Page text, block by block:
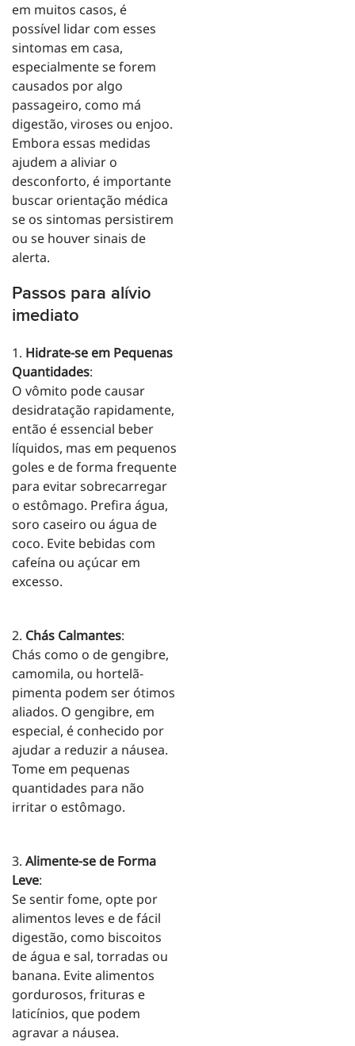
em muitos casos, é
possível lidar com esses
sintomas em casa,
especialmente se forem
causados por algo
passageiro, como má
digestão, viroses ou enjoo.
Embora essas medidas
ajudem a aliviar o
desconforto, é importante
buscar orientação médica
se os sintomas persistirem
ou se houver sinais de
alerta.
Passos para alívio
imediato
1. Hidrate-se em Pequenas
Quantidades:
O vômito pode causar
desidratação rapidamente,
então é essencial beber
líquidos, mas em pequenos
goles e de forma frequente
para evitar sobrecarregar
o estômago. Prefira água,
soro caseiro ou água de
coco. Evite bebidas com
cafeína ou açúcar em
excesso.
2. Chás Calmantes:
Chás como o de gengibre,
camomila, ou hortelã-
pimenta podem ser ótimos
aliados. O gengibre, em
especial, é conhecido por
ajudar a reduzir a náusea.
Tome em pequenas
quantidades para não
irritar o estômago.
3. Alimente-se de Forma
Leve:
Se sentir fome, opte por
alimentos leves e de fácil
digestão, como biscoitos
de água e sal, torradas ou
banana. Evite alimentos
gordurosos, frituras e
laticínios, que podem
agravar a náusea.